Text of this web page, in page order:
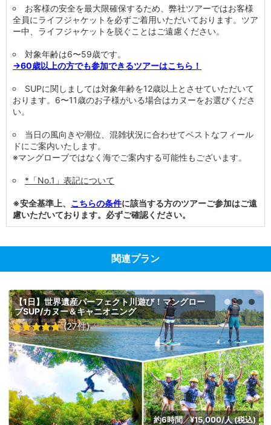
お客様の安全を最大限確保するため、弊社ツアーではお客様
全員にライフジャケットを必ずご着用いただいております。ツア
ー中、ライフジャケットを脱ぐことはご遠慮ください。
対象年齢は6〜59歳です。
→60歳以上の方でも参加できるツアーはこちら！
SUPに関しましては対象年齢を12歳以上とさせていただいて
おります。6〜11歳のお子様がいる場合はカヌーをお選びくださ
い。
当日の風向きや潮位、混雑状況に合わせてベストなフィール
ドにご案内いたします。
※マングローブではなく海でご案内する可能性もございます。
*「No.1」表記について
※安全基準上、 こちらの条件に該当する方のツアーご参加はご遠
慮いただいております。必ずご確認ください。
関連プラン
【1日】世界遺産パーフェクト川遊び！マングロー
ブSUP/カヌー＆キャニオニング
(27件)
約6時間／¥15,000/人 (税込)